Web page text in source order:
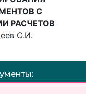
С
РАСЧЕТОВ
С.И.